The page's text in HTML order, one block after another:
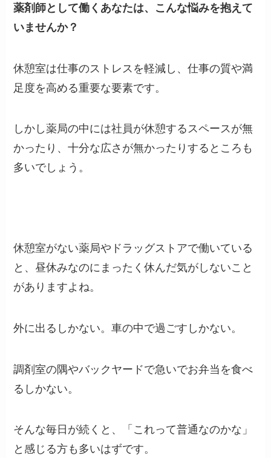
薬剤師として働くあなたは、こんな悩みを抱えて
いませんか？
休憩室は仕事のストレスを軽減し、仕事の質や満
足度を高める重要な要素です。
しかし薬局の中には社員が休憩するスペースが無
かったり、十分な広さが無かったりするところも
多いでしょう。
休憩室がない薬局やドラッグストアで働いている
と、昼休みなのにまったく休んだ気がしないこと
がありますよね。
外に出るしかない。車の中で過ごすしかない。
調剤室の隅やバックヤードで急いでお弁当を食べ
るしかない。
そんな毎日が続くと、「これって普通なのかな」
と感じる方も多いはずです。